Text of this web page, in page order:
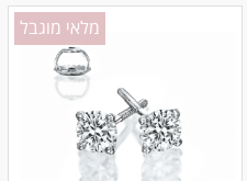
מלאי מוגבל